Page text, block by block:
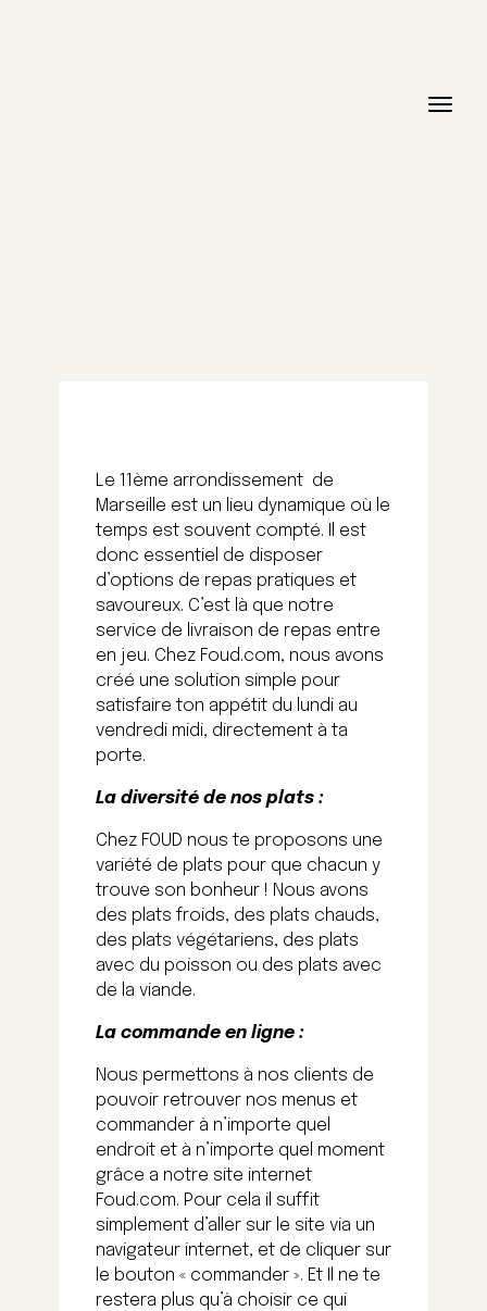
Le 11ème arrondissement de
Marseille est un lieu dynamique où le
temps est souvent compté. Il est
donc essentiel de disposer
d’options de repas pratiques et
savoureux. C’est là que notre
service de livraison de repas entre
en jeu. Chez Foud.com, nous avons
créé une solution simple pour
satisfaire ton appétit du lundi au
vendredi midi, directement à ta
porte.
La diversité de nos plats :
Chez FOUD nous te proposons une
variété de plats pour que chacun y
trouve son bonheur ! Nous avons
des plats froids, des plats chauds,
des plats végétariens, des plats
avec du poisson ou des plats avec
de la viande.
La commande en ligne :
Nous permettons à nos clients de
pouvoir retrouver nos menus et
commander à n’importe quel
endroit et à n’importe quel moment
grâce a notre site internet
Foud.com. Pour cela il suffit
simplement d’aller sur le site via un
navigateur internet, et de cliquer sur
le bouton « commander ». Et Il ne te
restera plus qu’à choisir ce qui